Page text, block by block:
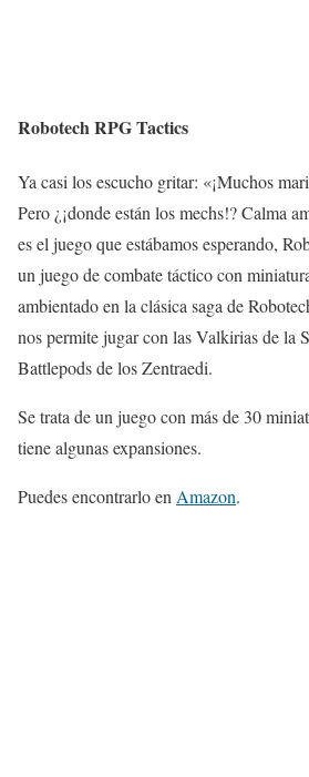
Robotech RPG Tactics
Ya casi los escucho gritar: «¡Muchos
Pero ¿¡donde están los mechs!? Calma
es el juego que estábamos esperando,
un juego de combate táctico con
ambientado en la clásica saga de
nos permite jugar con las Valkirias de la
Battlepods de los Zentraedi.
Se trata de un juego con más de 30
tiene algunas expansiones.
Puedes encontrarlo enAmazon.